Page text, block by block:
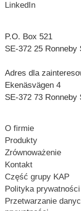
LinkedIn
P.O. Box 521
SE-372 25 Ronneby
Adres dla
Ekenäsvägen 4
SE-372 73 Ronneby
O firmie
Produkty
Zrównoważenie
Kontakt
Część grupy KAP
Polityka prywatności
Przetwarzanie